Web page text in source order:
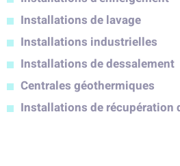
Installations de lavage
Installations industrielles
Installations de dessalement
Centrales géothermiques
Installations de récupération